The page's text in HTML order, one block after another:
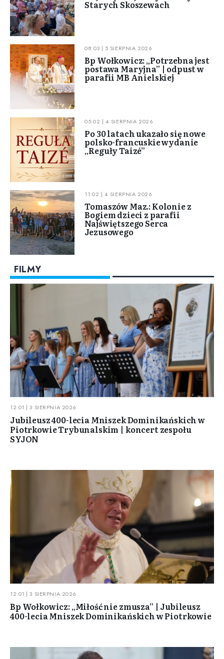
Starych Skoszewach
08:03 | 5 SIERPNIA 2026
Bp Wołkowicz: „Potrzebna jest
postawa Maryjna” | odpust w
parafii MB Anielskiej
05:02 | 4 SIERPNIA 2026
Po 30 latach ukazało się nowe
polsko-francuskie wydanie
„Reguły Taizé”
11:02 | 4 SIERPNIA 2026
Tomaszów Maz.: Kolonie z
Bogiem dzieci z parafii
Najświętszego Serca
Jezusowego
FILMY
12:01 | 3 SIERPNIA 2026
Jubileusz 400-lecia Mniszek Dominikańskich w
Piotrkowie Trybunalskim | koncert zespołu
SYJON
12:01 | 3 SIERPNIA 2026
Bp Wołkowicz: „Miłość nie zmusza” | Jubileusz
400-lecia Mniszek Dominikańskich w Piotrkowie